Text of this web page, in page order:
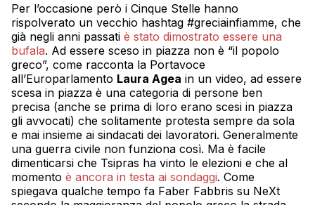
Per l’occasione però i Cinque Stelle hanno
rispolverato un vecchio hashtag #greciainfiamme, che
già negli anni passati è stato dimostrato essere una
bufala. Ad essere sceso in piazza non è “il popolo
greco”, come racconta la Portavoce
all’Europarlamento Laura Agea in un video, ad essere
scesa in piazza è una categoria di persone ben
precisa (anche se prima di loro erano scesi in piazza
gli avvocati) che solitamente protesta sempre da sola
e mai insieme ai sindacati dei lavoratori. Generalmente
una guerra civile non funziona così. Ma è facile
dimenticarsi che Tsipras ha vinto le elezioni e che al
momento è ancora in testa ai sondaggi. Come
spiegava qualche tempo fa Faber Fabbris su NeXt